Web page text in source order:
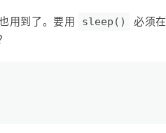
用到了。要用 sleep() 必须在